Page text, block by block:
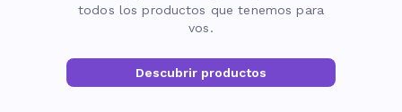
todos los productos que tenemos para
vos.
Descubrir productos